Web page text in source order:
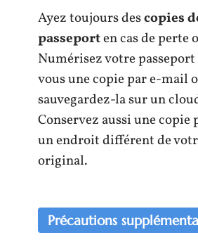
Ayez toujours descopies
passeporten cas de perte
Numérisez votre
vous une copie par e-mail
sauvegardez-la sur un
Conservez aussi une copie
un endroit différent de
original.
Précautions